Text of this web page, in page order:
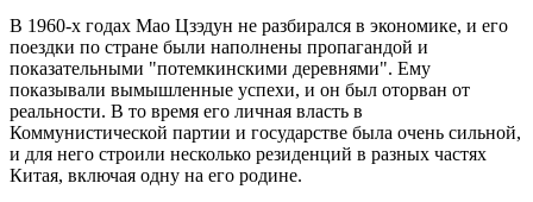
В 1960-х годах Мао Цзэдун не разбирался в экономике, и его
поездки по стране были наполнены пропагандой и
показательными "потемкинскими деревнями". Ему
показывали вымышленные успехи, и он был оторван от
реальности. В то время его личная власть в
Коммунистической партии и государстве была очень сильной,
и для него строили несколько резиденций в разных частях
Китая, включая одну на его родине.